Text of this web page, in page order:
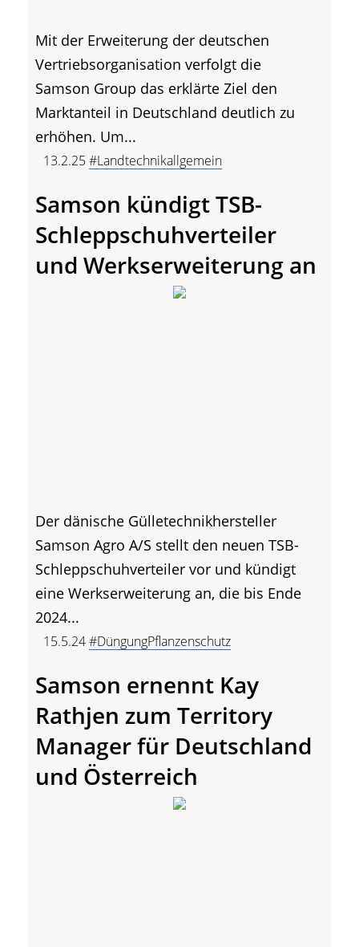
Mit der Erweiterung der deutschen
Vertriebsorganisation verfolgt die
Samson Group das erklärte Ziel den
Marktanteil in Deutschland deutlich zu
erhöhen. Um...
13.2.25#Landtechnikallgemein
Samson kündigt TSB-
Schleppschuhverteiler
und Werkserweiterung an
Der dänische Gülletechnikhersteller
Samson Agro A/S stellt den neuen TSB-
Schleppschuhverteiler vor und kündigt
eine Werkserweiterung an, die bis Ende
2024...
15.5.24#DüngungPflanzenschutz
Samson ernennt Kay
Rathjen zum Territory
Manager für Deutschland
und Österreich